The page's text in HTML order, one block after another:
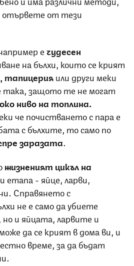
отървете от тези
ечудесен
на бълхи, които се крият
тапицерияили други меки
така, защото те не могат
ниво на топлина.
че почистването с пара е
с бълхите, то само по
заразата.
жизненият цикъл на
етапа - яйце, ларви,
Справянето с
не е само да убиете
и яйцата, ларвите и
да се крият в дома ви, и
време, за да бъдат